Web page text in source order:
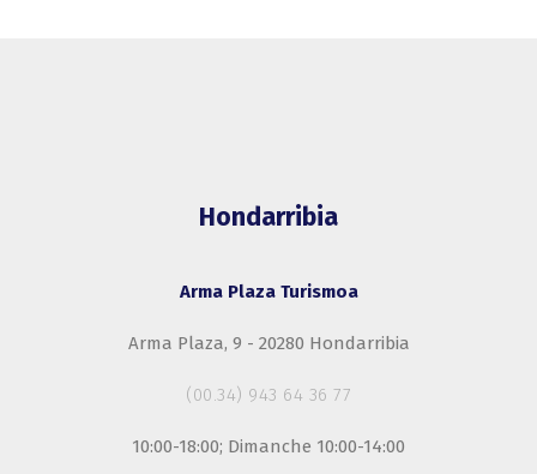
Hondarribia
Arma Plaza Turismoa
Arma Plaza, 9 - 20280 Hondarribia
(00.34) 943 64 36 77
10:00-18:00; Dimanche 10:00-14:00